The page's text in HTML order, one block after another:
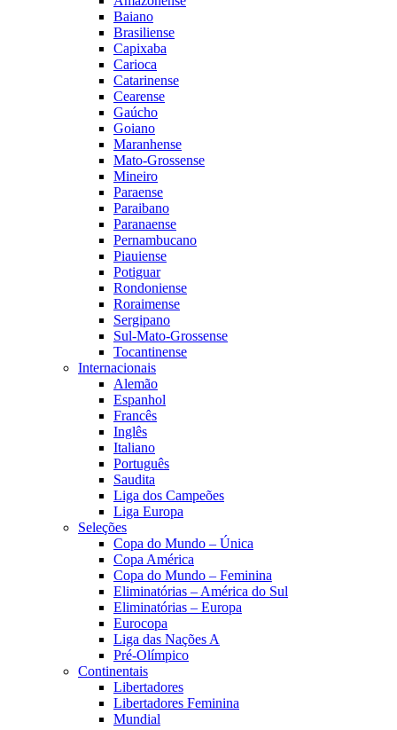
Baiano
Brasiliense
Capixaba
Carioca
Catarinense
Cearense
Gaúcho
Goiano
Maranhense
Mato-Grossense
Mineiro
Paraense
Paraibano
Paranaense
Pernambucano
Piauiense
Potiguar
Rondoniense
Roraimense
Sergipano
Sul-Mato-Grossense
Tocantinense
Internacionais
Alemão
Espanhol
Francês
Inglês
Italiano
Português
Saudita
Liga dos Campeões
Liga Europa
Seleções
Copa do Mundo – Única
Copa América
Copa do Mundo – Feminina
Eliminatórias – América do Sul
Eliminatórias – Europa
Eurocopa
Liga das Nações A
Pré-Olímpico
Continentais
Libertadores
Libertadores Feminina
Mundial